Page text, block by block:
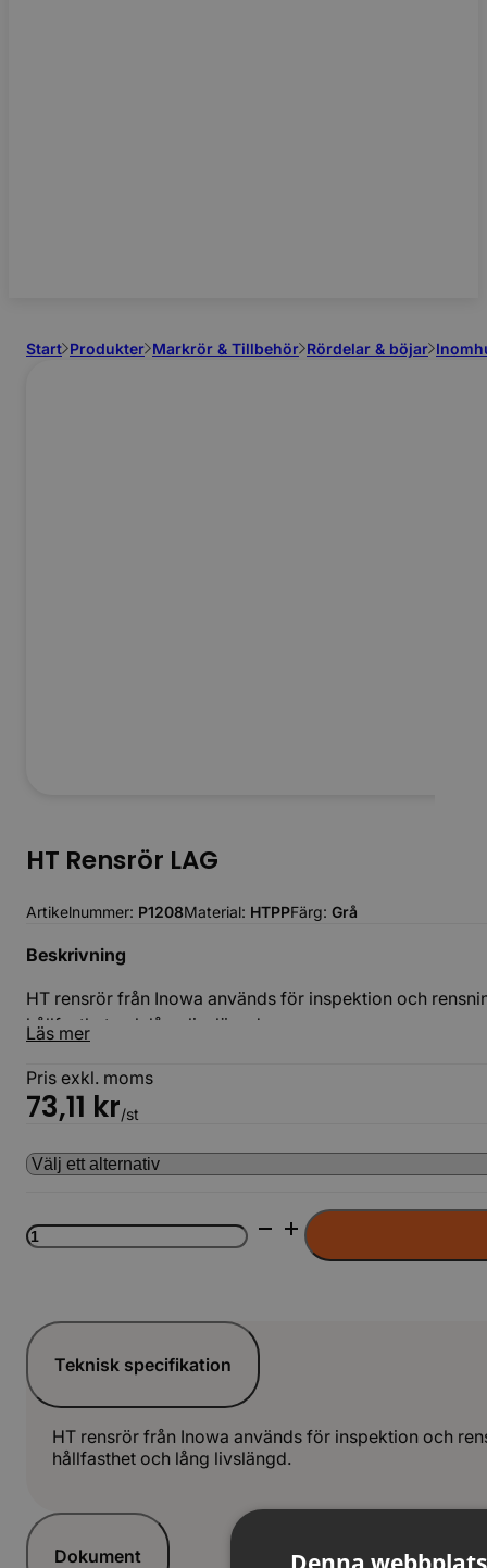
Start Produkter Markrör & Tillbehör Rördelar & böjar
HT Rensrör LAG
Artikelnummer: P1208Material: HTPPFärg: Grå
Beskrivning
HT rensrör från Inowa används för inspektion och
hållfasthet och lång livslängd.
Läs mer
Pris exkl. moms
73,11 kr/st
HT
Rensrör
Teknisk specifikation
HT rensrör från Inowa används för inspektion och
hållfasthet och lång livslängd.
Dokument